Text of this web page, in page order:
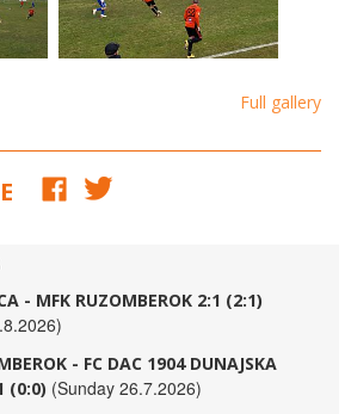
Full gallery
- MFK RUZOMBEROK 2:1 (2:1)
- FC DAC 1904 DUNAJSKA
(0:0) (Sunday 26.7.2026)